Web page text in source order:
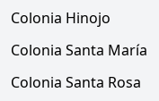
Colonia Hinojo
Colonia Santa María
Colonia Santa Rosa